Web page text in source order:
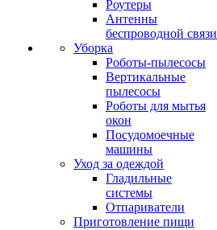
Роутеры
Антенны
беспроводной связи
Уборка
Роботы-пылесосы
Вертикальные
пылесосы
Роботы для мытья
окон
Посудомоечные
машины
Уход за одеждой
Гладильные
системы
Отпариватели
Приготовление пищи